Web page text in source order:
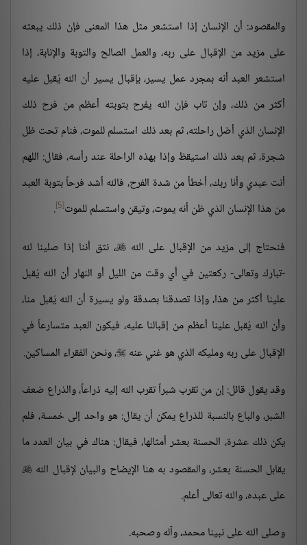
والمقصود: أن الإنسان إذا استشعر مثل هذا المعنى فإن ذلك يبعثه
على مزيد من الإقبال على ربه، والعمل الصالح والتوبة والإنابة، إذا
استشعر العبد أنه بمجرد عمل يسير، بإقبال يسير أن الله يُقبل عليه
أكثر من ذلك، وإن تاب فإن الله يفرح بتوبته أعظم من فرح ذلك
الإنسان الذي أضل راحلته، ثم بعد ذلك استسلم للموت، فنام تحت ظل
شجرة، ثم بعد ذلك استيقظ وإذا بهذه الراحلة عند رأسه، فقال: اللهم
أنت عبدي وأنا ربك، أخطأ من شدة الفرح، فالله أشد فرحاً بتوبة العبد
من هذا الإنسان الذي ظن أنه يموت، وتيقن واستسلم للموت[5]
.
فنحتاج إلى مزيد من الإقبال على الله ، نثق أننا إذا صلينا لله
-تبارك وتعالى- ركعتين في أي وقت من الليل أو النهار أن الله يُقبل
علينا أكثر من هذا، وإذا تصدقنا بصدقة ولو يسيرة أن الله يَقبل منا،
وأن الله يُقبل علينا أعظم من إقبالنا عليه، فيكون العبد متسارعاً في
الإقبال على ربه ومليكه الذي هو غني عنه ، ونحن الفقراء المساكين.
وقد يقول قائل: إن من تقرب شبراً تقرب الله إليه ذراعاً، والذراع ضعف
الشبر، والباع بالنسبة للذراع يمكن أن يقال: هو واحد إلى خمسة، فلم
يكن ذلك عشرة، الحسنة بعشر أمثالها، فيقال: هناك في بيان العدد ما
يقابل الحسنة بعشر، والمقصود به هنا الإيضاح والبيان لإقبال الله 
على عبده، والله تعالى أعلم.
وصلى الله على نبينا محمد، وآله وصحبه.